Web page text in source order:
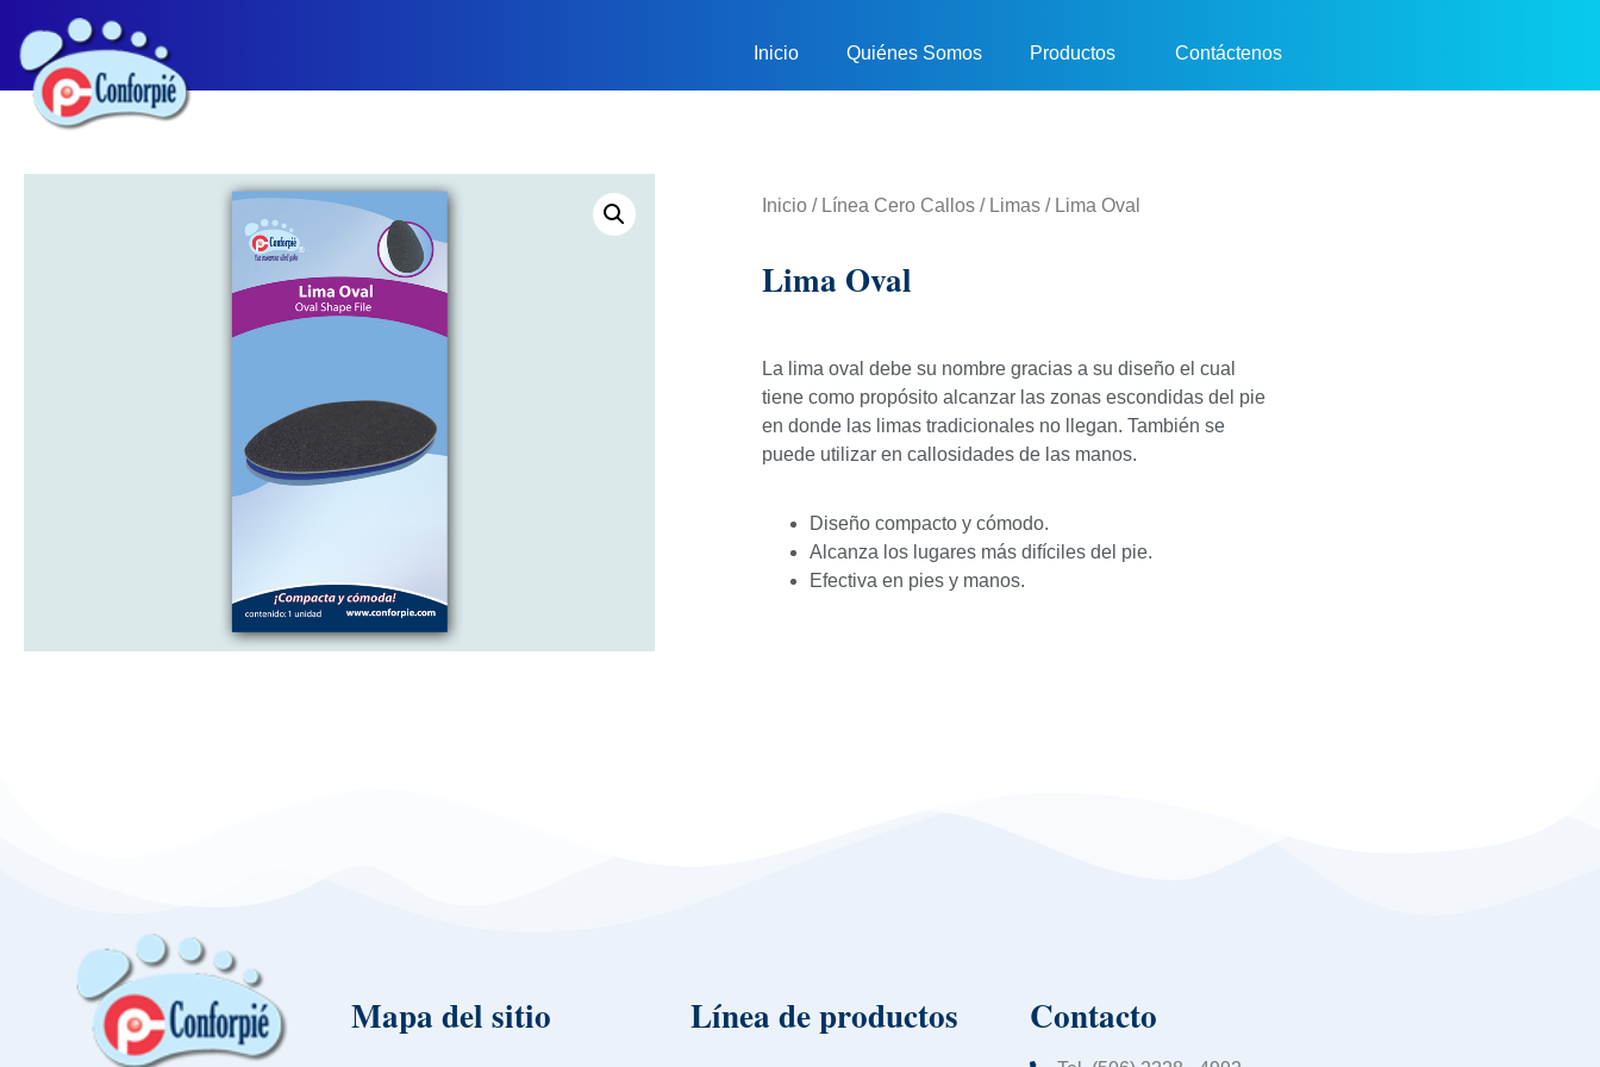
Inicio Quiénes Somos Productos Contáctenos
Inicio / Línea Cero Callos / Limas / Lima Oval
Lima Oval
La lima oval debe su nombre gracias a su diseño el cual
tiene como propósito alcanzar las zonas escondidas del pie
en donde las limas tradicionales no llegan. También se
puede utilizar en callosidades de las manos.
Diseño compacto y cómodo.
Alcanza los lugares más difíciles del pie.
Efectiva en pies y manos.
Mapa del sitio Línea de productos Contacto